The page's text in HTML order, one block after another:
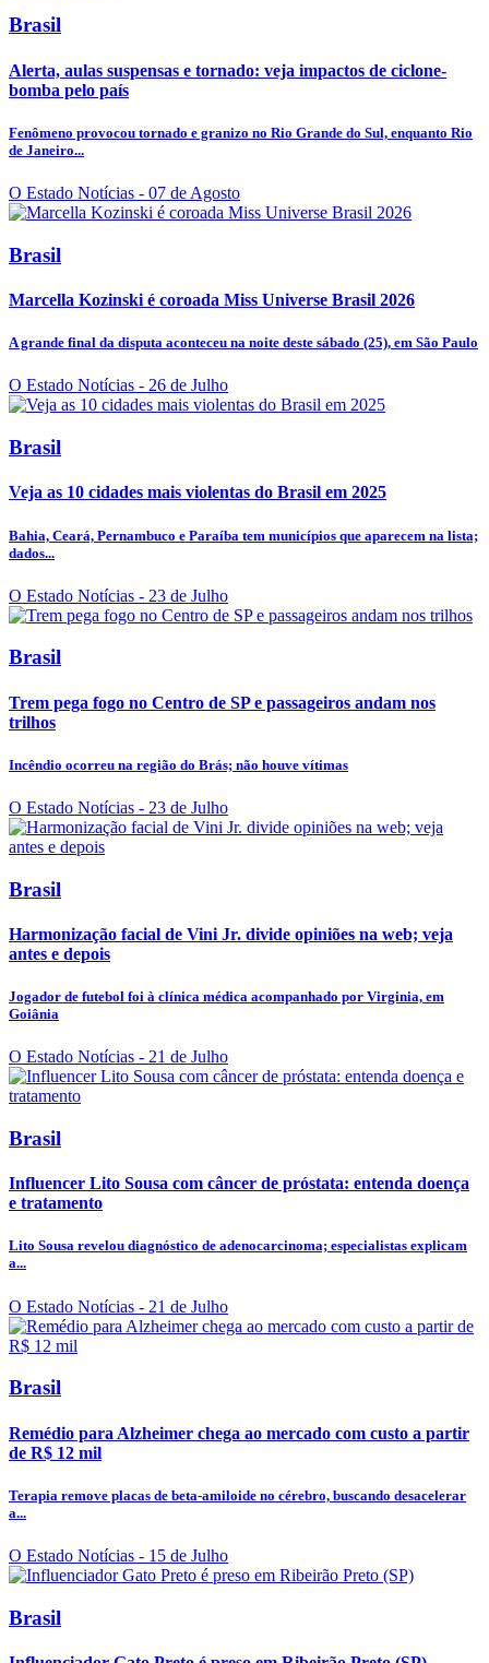
Brasil
Alerta, aulas suspensas e tornado: veja impactos de ciclone-
bomba pelo país
Fenômeno provocou tornado e granizo no Rio Grande do Sul, enquanto Rio
de Janeiro...
O Estado Notícias - 07 de Agosto
Brasil
Marcella Kozinski é coroada Miss Universe Brasil 2026
A grande final da disputa aconteceu na noite deste sábado (25), em São Paulo
O Estado Notícias - 26 de Julho
Brasil
Veja as 10 cidades mais violentas do Brasil em 2025
Bahia, Ceará, Pernambuco e Paraíba tem municípios que aparecem na lista;
dados...
O Estado Notícias - 23 de Julho
Brasil
Trem pega fogo no Centro de SP e passageiros andam nos
trilhos
Incêndio ocorreu na região do Brás; não houve vítimas
O Estado Notícias - 23 de Julho
Brasil
Harmonização facial de Vini Jr. divide opiniões na web; veja
antes e depois
Jogador de futebol foi à clínica médica acompanhado por Virginia, em
Goiânia
O Estado Notícias - 21 de Julho
Brasil
Influencer Lito Sousa com câncer de próstata: entenda doença
e tratamento
Lito Sousa revelou diagnóstico de adenocarcinoma; especialistas explicam
a...
O Estado Notícias - 21 de Julho
Brasil
Remédio para Alzheimer chega ao mercado com custo a partir
de R$ 12 mil
Terapia remove placas de beta-amiloide no cérebro, buscando desacelerar
a...
O Estado Notícias - 15 de Julho
Brasil